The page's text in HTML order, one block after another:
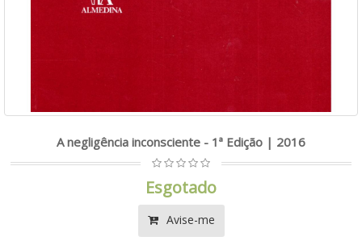
A negligência inconsciente - 1ª Edição | 2016
Esgotado
Avise-me